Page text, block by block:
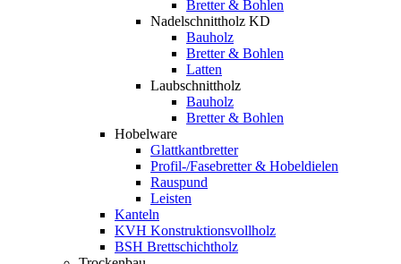
Bretter & Bohlen
Nadelschnittholz KD
Bauholz
Bretter & Bohlen
Latten
Laubschnittholz
Bauholz
Bretter & Bohlen
Hobelware
Glattkantbretter
Profil-/Fasebretter & Hobeldielen
Rauspund
Leisten
Kanteln
KVH Konstruktionsvollholz
BSH Brettschichtholz